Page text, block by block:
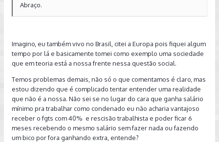
Abraço.
Imagino, eu também vivo no Brasil, citei a Europa pois fiquei algum
tempo por lá e basicamente tomei como exemplo uma sociedade
que em teoria está a nossa frente nessa questão social.
Temos problemas demais, não só o que comentamos é claro, mas
estou dizendo que é complicado tentar entender uma realidade
que não é a nossa. Não sei se no lugar do cara que ganha salário
mínimo pra trabalhar como condenado eu não acharia vantajoso
receber o fgts com 40% e rescisão trabalhista e poder ficar 6
meses recebendo o mesmo salário sem fazer nada ou fazendo
um bico por fora ganhando extra, entende?